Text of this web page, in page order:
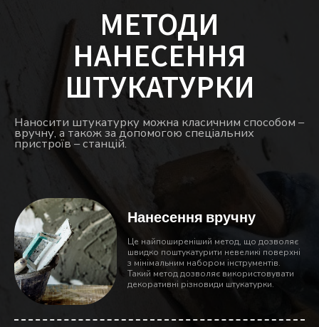
МЕТОДИ
НАНЕСЕННЯ
ШТУКАТУРКИ
Наносити штукатурку можна класичним способом –
вручну, а також за допомогою спеціальних
пристроїв – станцій.
Нанесення вручну
Це найпоширеніший метод, що дозволяє
швидко поштукатурити невеликі поверхні
з мінімальним набором інструментів.
Такий метод дозволяє використовувати
декоративні різновиди штукатурки.